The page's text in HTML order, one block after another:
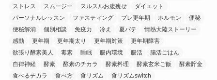
ストレス
スムージー スルスルお腹痩せ
ダイエット
パーソナルレッスン
ファスティング プレ更年期 ホルモン
便秘
便秘解消
個別相談 免疫力 冷え 夏バテ
情熱大陸ストーリー
感動
更年期 更年期太り 更年期対策
更年期障害
欲張り酵素美人
毒素 睡眠 腸内環境 腸活
腸活ごはん
自律神経
酵素 酵素のチカラ 酵素料理 酵素玄米ご飯
酵素貯金
食べるチカラ
食べ方 食リズム
食リズムswitch